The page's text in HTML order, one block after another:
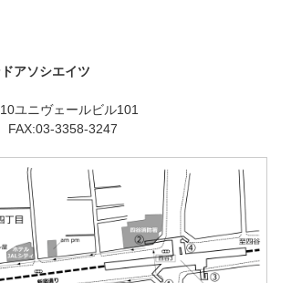
アソシエイツ
ユニヴェールビル101
3358-3247